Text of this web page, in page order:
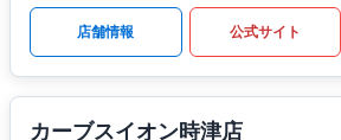
店舗情報 公式サイト
カーブスイオン時津店